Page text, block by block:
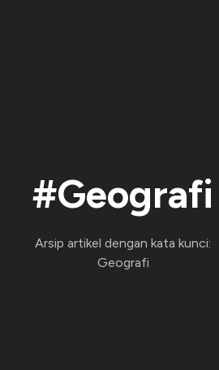
#Geografi
Arsip artikel dengan kata kunci:
Geografi